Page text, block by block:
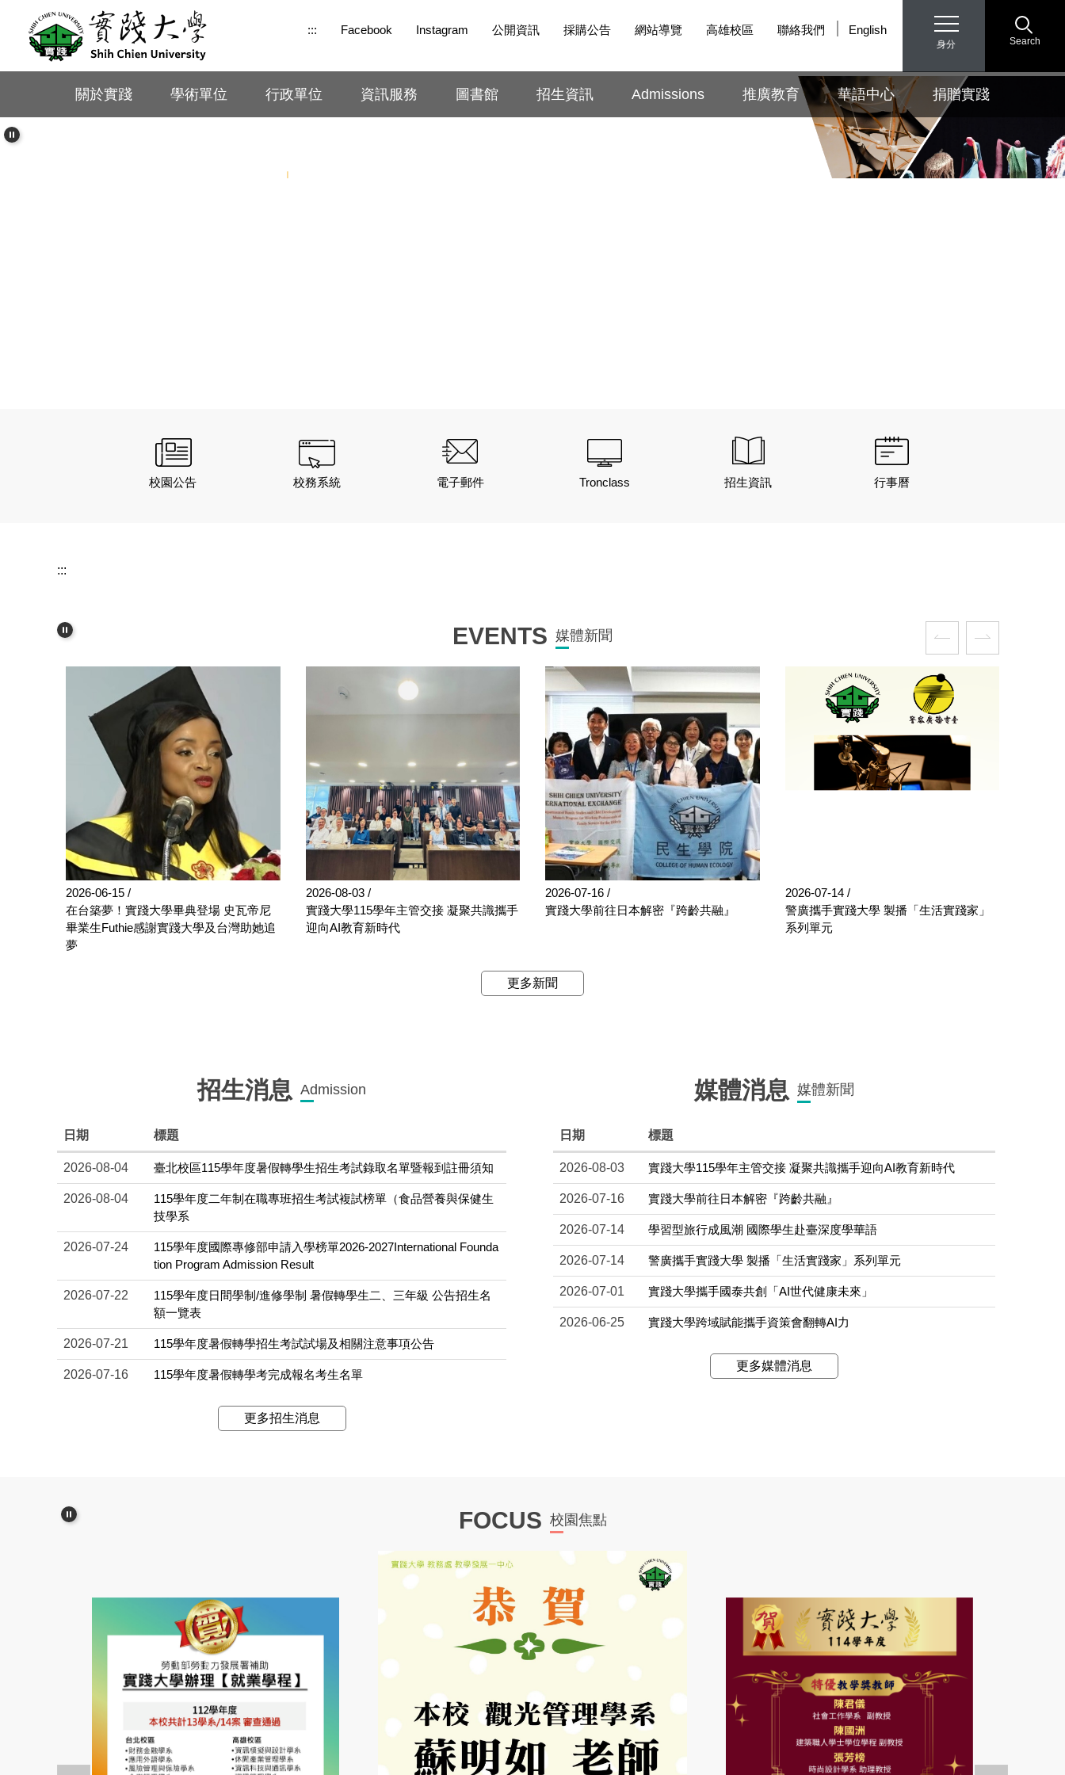
要
區
身分 Search
關於實踐 學術單位 行政單位 資訊服務 圖書館 招生資訊 Admissions 推廣教育 華語中心 捐贈實踐
::: Facebook Instagram 公開資訊 採購公告 網站導覽 高雄校區 聯絡我們 English
校園公告 校務系統 電子郵件 Tronclass 招生資訊 行事曆
:::
EVENTS 媒體新聞
2026-06-15
在台築夢！實踐大學畢典登場 史瓦帝尼
畢業生Futhie感謝實踐大學及台灣助她追
夢
2026-08-03
實踐大學115學年主管交接 凝聚共識攜手
迎向AI教育新時代
2026-07-16
實踐大學前往日本解密『跨齡共融』
2026-07-14
警廣攜手實踐大學 製播「生活實踐家」
系列單元
更多新聞
招生消息 Admission
日期 標題
2026-08-04 臺北校區115學年度暑假轉學生招生考試錄取名單暨報到註冊須知
2026-08-04
115學年度二年制在職專班招生考試複試榜單（食品營養與保健生
技學系
2026-07-24
115學年度國際專修部申請入學榜單2026-2027International Founda
tion Program Admission Result
2026-07-22
115學年度日間學制/進修學制 暑假轉學生二、三年級 公告招生名
額一覽表
2026-07-21 115學年度暑假轉學招生考試試場及相關注意事項公告
2026-07-16 115學年度暑假轉學考完成報名考生名單
更多招生消息
媒體消息 媒體新聞
日期 標題
2026-08-03 實踐大學115學年主管交接 凝聚共識攜手迎向AI教育新時代
2026-07-16 實踐大學前往日本解密『跨齡共融』
2026-07-14 學習型旅行成風潮 國際學生赴臺深度學華語
2026-07-14 警廣攜手實踐大學 製播「生活實踐家」系列單元
2026-07-01 實踐大學攜手國泰共創「AI世代健康未來」
2026-06-25 實踐大學跨域賦能攜手資策會翻轉AI力
更多媒體消息
FOCUS 校園焦點